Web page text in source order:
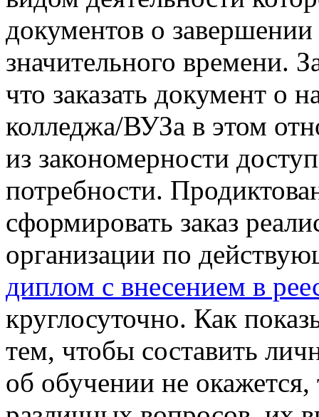
документов о
значительного времени.
что заказать документ о
колледжа/ВУЗа в этом
из закономерности
потребности.
сформировать заказ
организации по
диплом с внесением в
круглосуточно. Как
тем, чтобы составить
об обучении не